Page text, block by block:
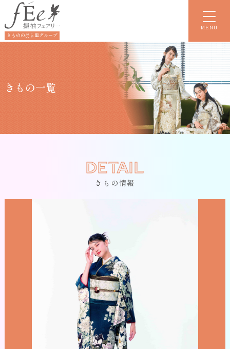
きものの㐂ら里グループ
MENU
きもの一覧
DETAIL
きもの情報